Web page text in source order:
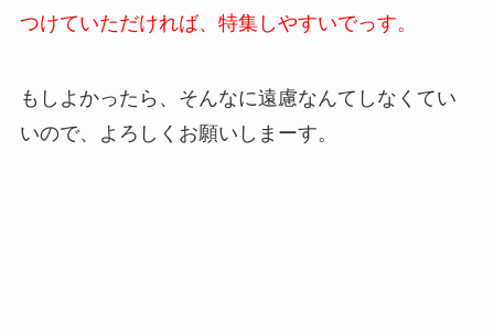
つけていただければ、特集しやすいでっす。
もしよかったら、そんなに遠慮なんてしなくてい
いので、よろしくお願いしまーす。